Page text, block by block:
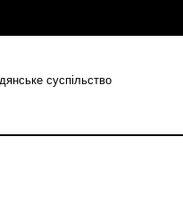
суспільство